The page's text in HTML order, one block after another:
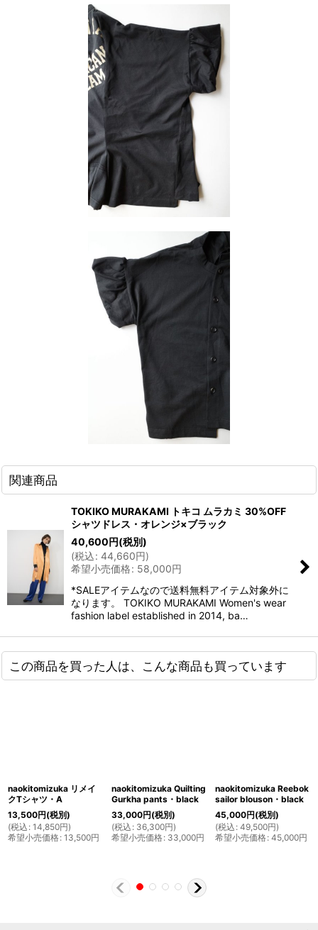
関連商品
TOKIKO MURAKAMI トキコ ムラカミ 30%OFF
シャツドレス・オレンジ×ブラック
40,600円(税別)
(税込: 44,660円)
希望小売価格: 58,000円
*SALEアイテムなので送料無料アイテム対象外に
なります。 TOKIKO MURAKAMI Women's wear
fashion label established in 2014, ba…
この商品を買った人は、こんな商品も買っています
naokitomizuka リメイ
クTシャツ・A
13,500円(税別)
(税込 : 14,850円)
希望小売価格: 13,500円
naokitomizuka Quilting
Gurkha pants・black
33,000円(税別)
(税込 : 36,300円)
希望小売価格: 33,000円
naokitomizuka Reebok
sailor blouson・black
45,000円(税別)
(税込 : 49,500円)
希望小売価格: 45,000円